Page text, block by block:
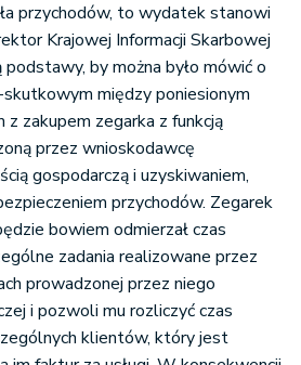
przychodów, to wydatek stanowi
Krajowej Informacji Skarbowej
by można było mówić o
między poniesionym
zakupem zegarka z funkcją
przez wnioskodawcę
gospodarczą i uzyskiwaniem,
przychodów. Zegarek
bowiem odmierzał czas
zadania realizowane przez
prowadzonej przez niego
i pozwoli mu rozliczyć czas
klientów, który jest